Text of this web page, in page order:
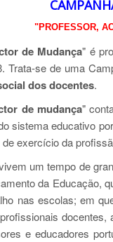
"PROFESSOR,
de Mudança" é
Trata-se de uma
dos docentes.
de mudança"
sistema educativo
exercício da
um tempo de
da Educação,
nas escolas; em
e educadores